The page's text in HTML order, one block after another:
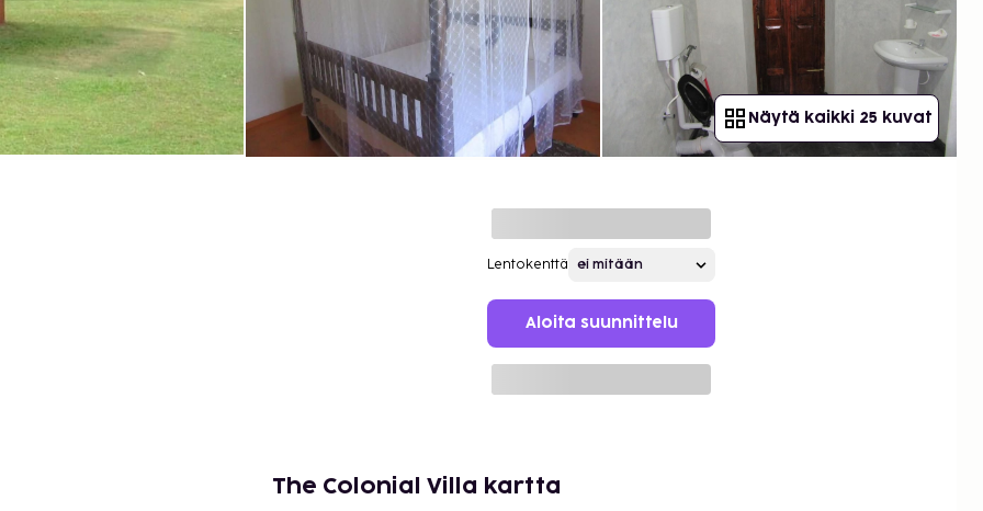
Näytä kaikki 25 kuvat
Lentokenttä
Aloita suunnittelu
The Colonial Villa kartta